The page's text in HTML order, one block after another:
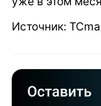
Источник: